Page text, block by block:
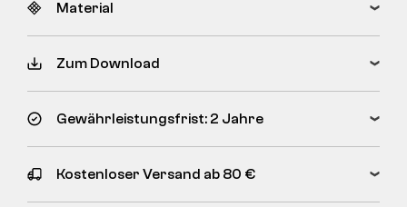
Material
Zum Download
Gewährleistungsfrist: 2 Jahre
Kostenloser Versand ab 80 €